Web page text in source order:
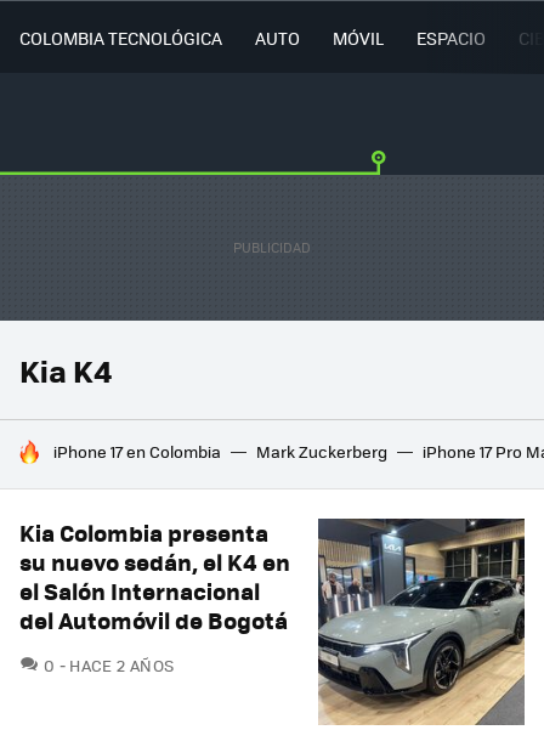
COLOMBIA TECNOLÓGICA AUTO MÓVIL ESPACIO
Kia K4
HOY SE HABLA DE
iPhone 17 en Colombia Mark Zuckerberg iPhone 17 Pro
Kia Colombia presenta
su nuevo sedán, el K4 en
el Salón Internacional
del Automóvil de Bogotá
0 COMENTARIOS
HACE 2 AÑOS